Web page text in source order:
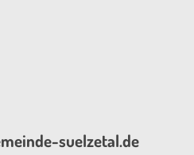
suelzetal.de